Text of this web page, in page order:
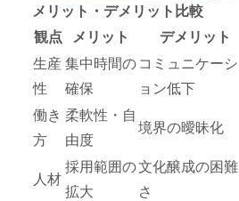
メリット・デメリット比較
観点
メリット デメリット
生産
性
集中時間の
確保
コミュニケーシ
ョン低下
働き
方
柔軟性・自
由度
境界の曖昧化
人材
採用範囲の
拡大
文化醸成の困難
さ